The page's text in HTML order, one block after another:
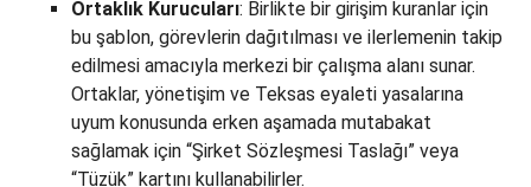
Ortaklık Kurucuları: Birlikte bir girişim kuranlar için
bu şablon, görevlerin dağıtılması ve ilerlemenin takip
edilmesi amacıyla merkezi bir çalışma alanı sunar.
Ortaklar, yönetişim ve Teksas eyaleti yasalarına
uyum konusunda erken aşamada mutabakat
sağlamak için “Şirket Sözleşmesi Taslağı” veya
“Tüzük” kartını kullanabilirler.